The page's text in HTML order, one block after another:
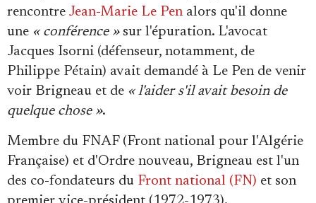
rencontre Jean-Marie Le Penalors qu'il donne
une « conférence » sur l'épuration. L'avocat
Jacques Isorni (défenseur, notamment, de
Philippe Pétain) avait demandé à Le Pen de venir
voir Brigneau et de « l'aider s'il avait besoin de
quelque chose ».
Membre du FNAF (Front national pour l'Algérie
Française) et d'Ordre nouveau, Brigneau est l'un
des co-fondateurs du Front national (FN) et son